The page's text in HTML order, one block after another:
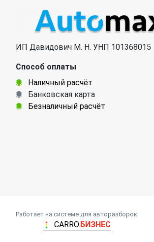
ИП Давидович М. Н. УНП 101368015
Способ оплаты
Наличный расчёт
Банковская карта
Безналичный расчёт
Работает на системе для авторазборок
CARRO.БИЗНЕС